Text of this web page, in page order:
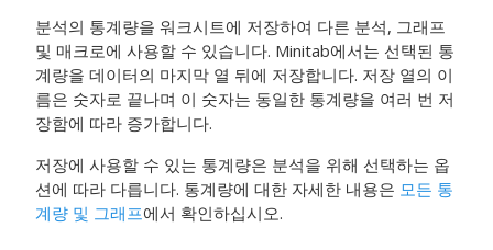
분석의 통계량을 워크시트에 저장하여 다른 분석, 그래프
및 매크로에 사용할 수 있습니다. Minitab에서는 선택된 통
계량을 데이터의 마지막 열 뒤에 저장합니다. 저장 열의 이
름은 숫자로 끝나며 이 숫자는 동일한 통계량을 여러 번 저
장함에 따라 증가합니다.
저장에 사용할 수 있는 통계량은 분석을 위해 선택하는 옵
션에 따라 다릅니다. 통계량에 대한 자세한 내용은 모든 통
계량 및 그래프에서 확인하십시오.